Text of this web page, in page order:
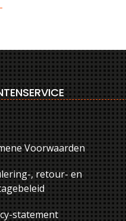
Voorwaarden
, retour- en
statement